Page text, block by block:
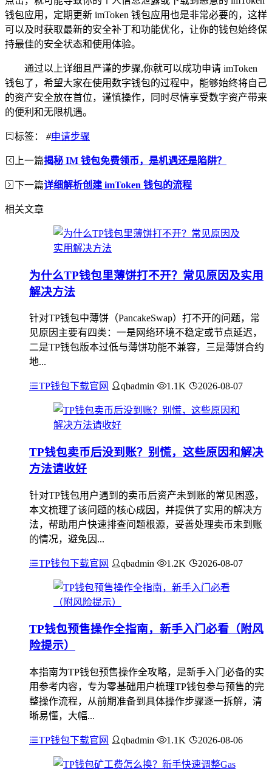
钱包应用，定期更新 imToken 钱包应用也是非常必要的，这样
可以及时获取最新的安全补丁和功能优化，让你的钱包始终保
持最佳的安全状态和使用体验。
通过以上详细且严谨的步骤,你就可以成功申请 imToken
钱包了，希望大家在使用数字钱包的过程中，能够始终将自己
的资产安全放在首位，谨慎操作，同时尽情享受数字资产带来
的便利和无限机遇。
标签： #申请步骤
上一篇揭秘 IM 钱包免费领币，是机遇还是陷阱？
下一篇详细解析创建 imToken 钱包的流程
相关文章
为什么TP钱包里薄饼打不开？常见原因及实用
解决方法
针对TP钱包中薄饼（PancakeSwap）打不开的问题，常
见原因主要有四类：一是网络环境不稳定或节点延迟，
二是TP钱包版本过低与薄饼功能不兼容，三是薄饼合约
地...
TP钱包下载官网 qbadmin 1.1K 2026-08-07
TP钱包卖币后没到账？别慌，这些原因和解决
方法请收好
针对TP钱包用户遇到的卖币后资产未到账的常见困惑，
本文梳理了该问题的核心成因，并提供了实用的解决方
法，帮助用户快速排查问题根源，妥善处理卖币未到账
的情况，避免因...
TP钱包下载官网 qbadmin 1.2K 2026-08-07
TP钱包预售操作全指南，新手入门必看（附风
险提示）
本指南为TP钱包预售操作全攻略，是新手入门必备的实
用参考内容，专为零基础用户梳理TP钱包参与预售的完
整操作流程，从前期准备到具体操作步骤逐一拆解，清
晰易懂，大幅...
TP钱包下载官网 qbadmin 1.1K 2026-08-06